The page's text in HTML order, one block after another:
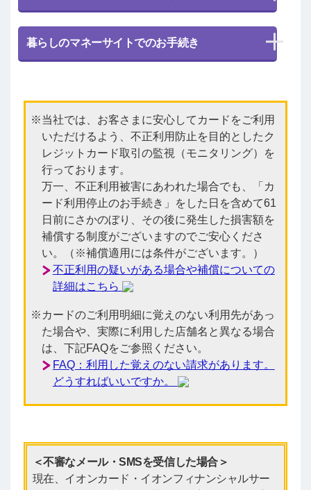
暮らしのマネーサイトでのお手続き
当社では、お客さまに安心してカードをご利用
いただけるよう、不正利用防止を目的としたク
レジットカード取引の監視（モニタリング）を
行っております。
万一、不正利用被害にあわれた場合でも、「カ
ード利用停止のお手続き」をした日を含めて61
日前にさかのぼり、その後に発生した損害額を
補償する制度がございますのでご安心くださ
い。（※補償適用には条件がございます。）
不正利用の疑いがある場合や補償についての
詳細はこちら
カードのご利用明細に覚えのない利用先があっ
た場合や、実際に利用した店舗名と異なる場合
は、下記FAQをご参照ください。
FAQ：利用した覚えのない請求があります。
どうすればいいですか。
＜不審なメール・SMSを受信した場合＞
現在、イオンカード・イオンフィナンシャルサー